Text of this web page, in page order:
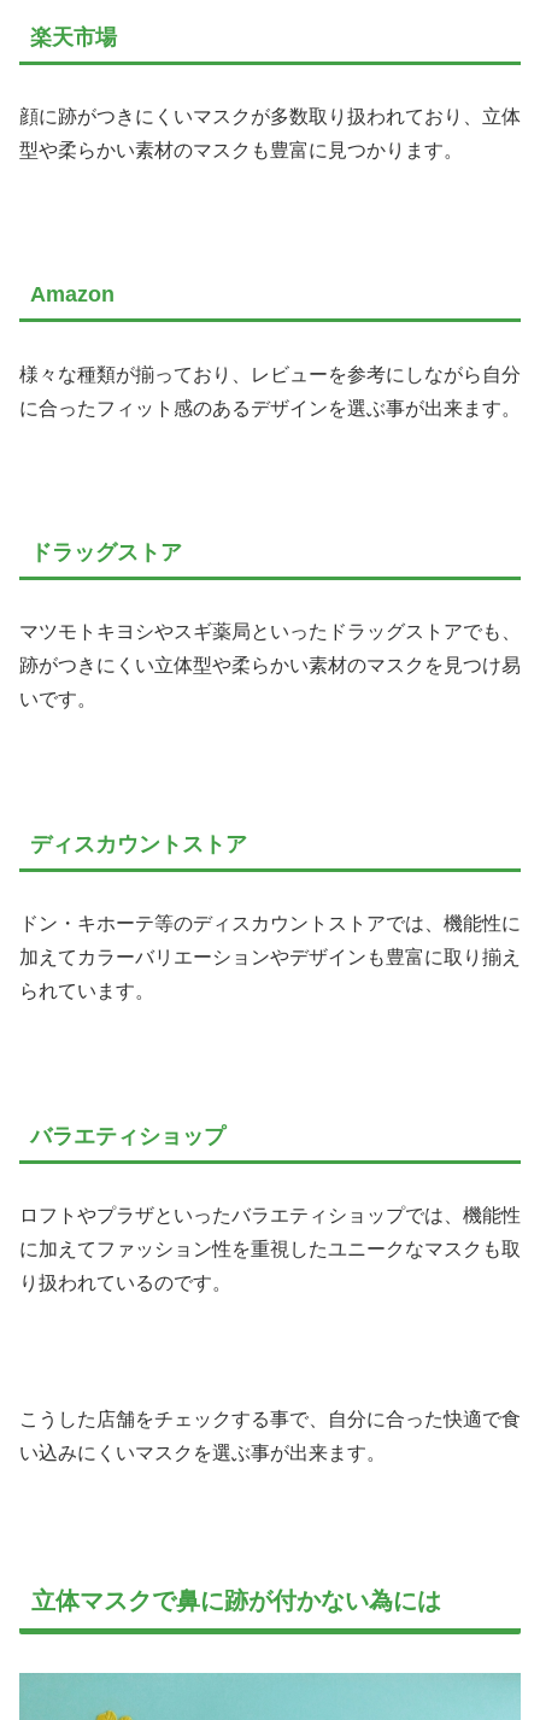
楽天市場
顔に跡がつきにくいマスクが多数取り扱われており、立体
型や柔らかい素材のマスクも豊富に見つかります。
Amazon
様々な種類が揃っており、レビューを参考にしながら自分
に合ったフィット感のあるデザインを選ぶ事が出来ます。
ドラッグストア
マツモトキヨシやスギ薬局といったドラッグストアでも、
跡がつきにくい立体型や柔らかい素材のマスクを見つけ易
いです。
ディスカウントストア
ドン・キホーテ等のディスカウントストアでは、機能性に
加えてカラーバリエーションやデザインも豊富に取り揃え
られています。
バラエティショップ
ロフトやプラザといったバラエティショップでは、機能性
に加えてファッション性を重視したユニークなマスクも取
り扱われているのです。
こうした店舗をチェックする事で、自分に合った快適で食
い込みにくいマスクを選ぶ事が出来ます。
立体マスクで鼻に跡が付かない為には